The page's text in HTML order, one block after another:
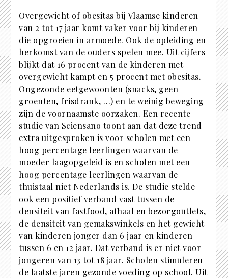
Overgewicht of obesitas bij Vlaamse kinderen
van 2 tot 17 jaar komt vaker voor bij kinderen
die opgroeien in armoede. Ook de opleiding en
herkomst van de ouders spelen mee. Uit cijfers
blijkt dat 16 procent van de kinderen met
overgewicht kampt en 5 procent met obesitas.
Ongezonde eetgewoonten (snacks, geen
groenten, frisdrank, …) en te weinig beweging
zijn de voornaamste oorzaken. Een recente
studie van Sciensano toont aan dat deze trend
extra uitgesproken is voor scholen met een
hoog percentage leerlingen waarvan de
moeder laagopgeleid is en scholen met een
hoog percentage leerlingen waarvan de
thuistaal niet Nederlands is. De studie stelde
ook een positief verband vast tussen de
densiteit van fastfood, afhaal en bezorgoutlets,
de densiteit van gemakswinkels en het gewicht
van kinderen jonger dan 6 jaar en kinderen
tussen 6 en 12 jaar. Dat verband is er niet voor
jongeren van 13 tot 18 jaar. Scholen stimuleren
de laatste jaren gezonde voeding op school. Uit